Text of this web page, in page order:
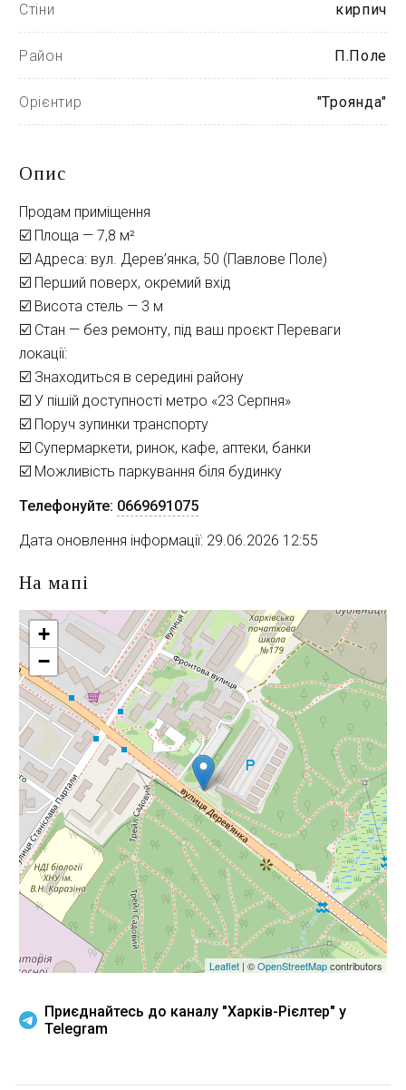
Стіни кирпич
Район П.Поле
Орієнтир "Троянда"
Опис
Продам приміщення
☑️ Площа — 7,8 м²
☑️ Адреса: вул. Дерев’янка, 50 (Павлове Поле)
☑️ Перший поверх, окремий вхід
☑️ Висота стель — 3 м
☑️ Стан — без ремонту, під ваш проєкт Переваги
локації:
☑️ Знаходиться в середині району
☑️ У пішій доступності метро «23 Серпня»
☑️ Поруч зупинки транспорту
☑️ Супермаркети, ринок, кафе, аптеки, банки
☑️ Можливість паркування біля будинку
Телефонуйте: 0669691075
Дата оновлення інформації: 29.06.2026 12:55
На мапі
+
−
Leaflet | ©OpenStreetMapcontributors
Приєднайтесь до каналу "Харків-Рієлтер" у
Telegram